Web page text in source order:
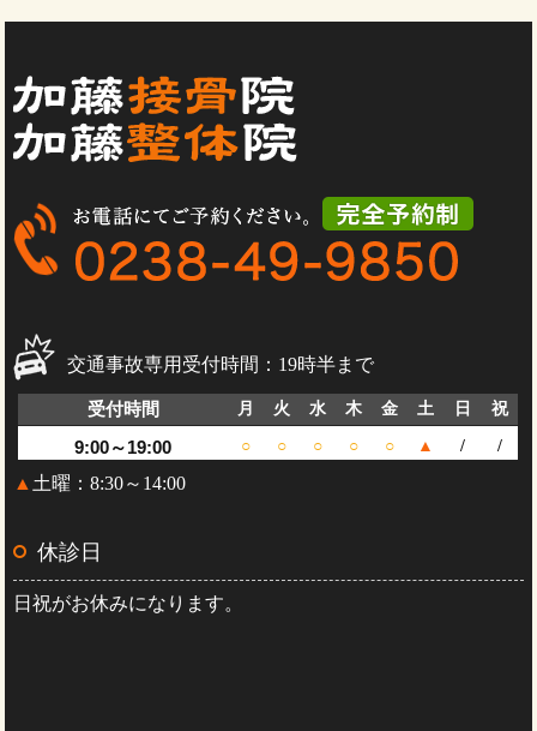
交通事故専用受付時間：19時半まで
受付時間 月 火 水 木 金 土 日 祝
9:00～19:00 ○ ○ ○ ○ ○ ▲ / /
▲ 土曜：8:30～14:00
休診日
日祝がお休みになります。